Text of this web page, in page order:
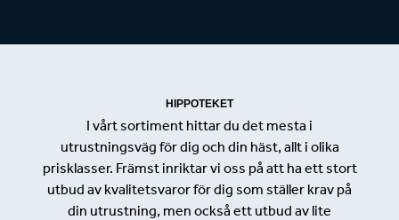
HIPPOTEKET
I vårt sortiment hittar du det mesta i
utrustningsväg för dig och din häst, allt i olika
prisklasser. Främst inriktar vi oss på att ha ett stort
utbud av kvalitetsvaror för dig som ställer krav på
din utrustning, men också ett utbud av lite